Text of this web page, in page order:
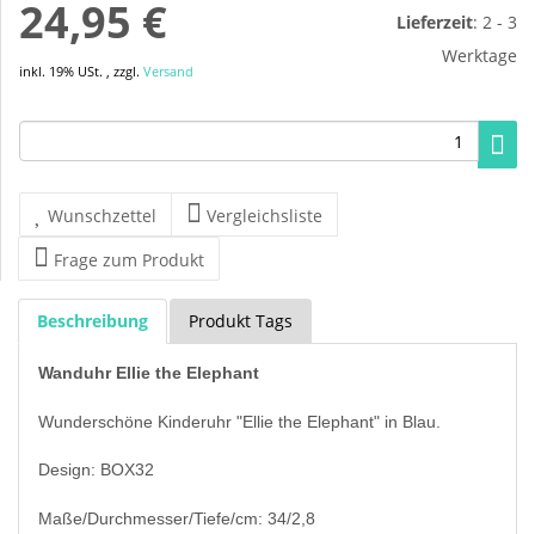
24,95 €
inkl. 19% USt. , zzgl. Versand
Lieferzeit: 2 - 3
Werktage
Wunschzettel
Vergleichsliste
Frage zum Produkt
Beschreibung Produkt Tags
Wanduhr Ellie the Elephant
Wunderschöne Kinderuhr "Ellie the Elephant" in Blau.
Design: BOX32
Maße/Durchmesser/Tiefe/cm: 34/2,8